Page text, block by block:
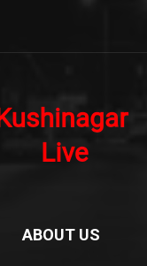
ABOUT US